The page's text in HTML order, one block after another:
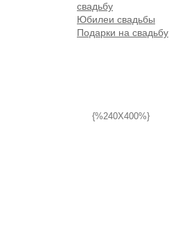
свадьбу
Юбилеи свадьбы
Подарки на свадьбу
{%240X400%}